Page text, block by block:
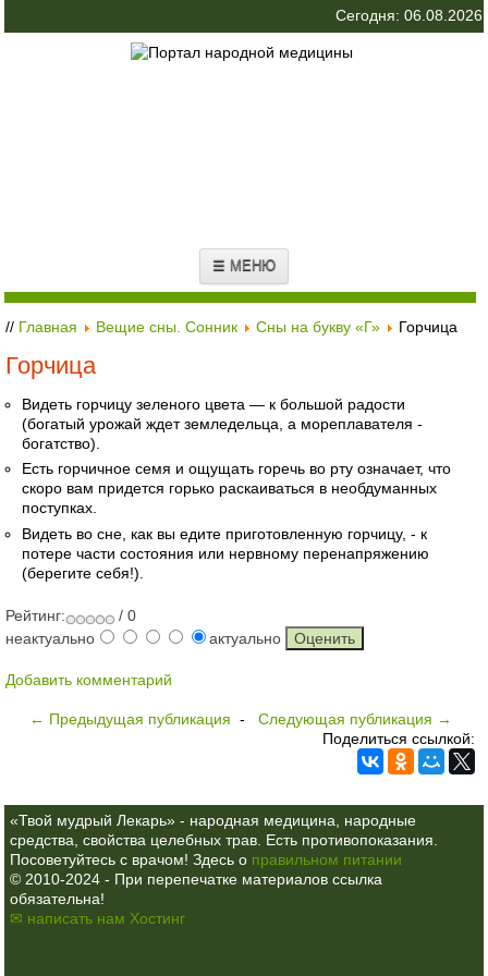
Сегодня: 06.08.2026
☰ МЕНЮ
// Главная Вещие сны. Сонник Сны на букву «Г» Горчица
Горчица
Видеть горчицу зеленого цвета — к большой радости
(богатый урожай ждет земледельца, а мореплавателя -
богатство).
Есть горчичное семя и ощущать горечь во рту означает, что
скоро вам придется горько раскаиваться в необдуманных
поступках.
Видеть во сне, как вы едите приготовленную горчицу, - к
потере части состояния или нервному перенапряжению
(берегите себя!).
Рейтинг:
/ 0
неактуально
актуально
Добавить комментарий
← Предыдущая публикация - Следующая публикация →
Поделиться ссылкой:
«Твой мудрый Лекарь» - народная медицина, народные
средства, свойства целебных трав. Есть противопоказания.
Посоветуйтесь с врачом! Здесь о правильном питании
© 2010-2024 - При перепечатке материалов ссылка
обязательна!
✉ написать нам Хостинг